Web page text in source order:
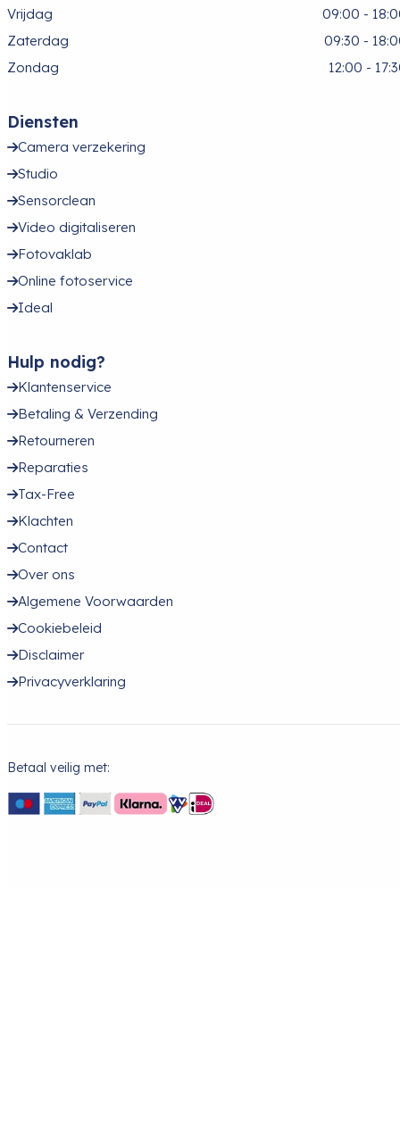
Vrijdag
09:00 -
Zaterdag
09:30 -
Zondag
12:00 -
Diensten
Camera verzekering
Studio
Sensorclean
Video digitaliseren
Fotovaklab
Online fotoservice
Ideal
Hulp nodig?
Klantenservice
Betaling & Verzending
Retourneren
Reparaties
Tax-Free
Klachten
Contact
Over ons
Algemene Voorwaarden
Cookiebeleid
Disclaimer
Privacyverklaring
Betaal veilig met: